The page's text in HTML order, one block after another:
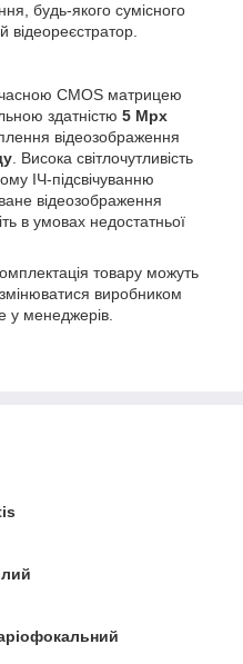
будь-якого сумісного
відеореєстратор.
CMOS матрицею
здатністю 5 Mpx
відеозображення
. Висока світлочутливість
ІЧ-підсвічуванню
відеозображення
в умовах недостатньої
товару можуть
змінюватися виробником
у менеджерів.